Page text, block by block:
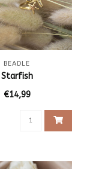
BEADLE
Starfish
€14,99